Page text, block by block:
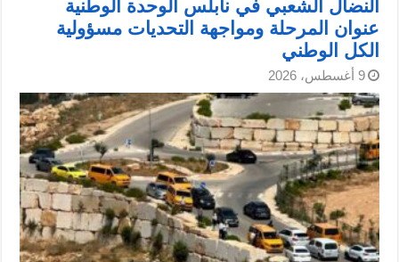
النضال الشعبي في نابلس الوحدة الوطنية
عنوان المرحلة ومواجهة التحديات مسؤولية
الكل الوطني
9 أغسطس، 2026